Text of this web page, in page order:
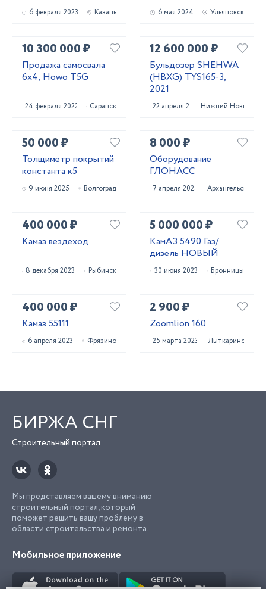
6 февраля 2023 Казань
для профилирования
металла
6 мая 2024 Ульяновск
10 300 000 ₽
Продажа самосвала
6х4, Howo T5G
24 февраля 2022 Саранск
12 600 000 ₽
Бульдозер SHEHWA
(HBXG) TYS165-3,
2021
22 апреля 2022 Нижний Новгород
50 000 ₽
Толщиметр покрытий
константа к5
9 июня 2025 Волгоград
8 000 ₽
Оборудование
ГЛОНАСС
7 апреля 2025 Архангельск
400 000 ₽
Камаз вездеход
8 декабря 2023 Рыбинск
5 000 000 ₽
КамАЗ 5490 Газ/
дизель НОВЫЙ
30 июня 2023 Бронницы
400 000 ₽
Камаз 55111
6 апреля 2023 Фрязино
2 900 ₽
Zoomlion 160
25 марта 2023 Лыткарино
БИРЖА СНГ
Строительный портал
Мы представляем вашему вниманию
строительный портал, который
поможет решить вашу проблему в
области строительства и ремонта.
Мобильное приложение